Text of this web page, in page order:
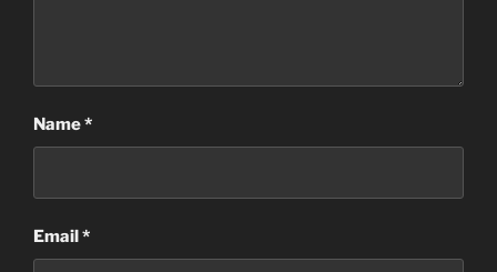
Name*
Email*